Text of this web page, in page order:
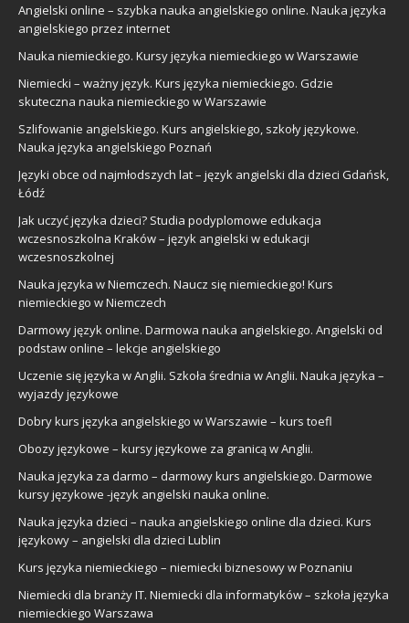
Angielski online – szybka nauka angielskiego online. Nauka języka
angielskiego przez internet
Nauka niemieckiego. Kursy języka niemieckiego w Warszawie
Niemiecki – ważny język. Kurs języka niemieckiego. Gdzie
skuteczna nauka niemieckiego w Warszawie
Szlifowanie angielskiego. Kurs angielskiego, szkoły językowe.
Nauka języka angielskiego Poznań
Języki obce od najmłodszych lat – język angielski dla dzieci Gdańsk,
Łódź
Jak uczyć języka dzieci? Studia podyplomowe edukacja
wczesnoszkolna Kraków – język angielski w edukacji
wczesnoszkolnej
Nauka języka w Niemczech. Naucz się niemieckiego! Kurs
niemieckiego w Niemczech
Darmowy język online. Darmowa nauka angielskiego. Angielski od
podstaw online – lekcje angielskiego
Uczenie się języka w Anglii. Szkoła średnia w Anglii. Nauka języka –
wyjazdy językowe
Dobry kurs języka angielskiego w Warszawie – kurs toefl
Obozy językowe – kursy językowe za granicą w Anglii.
Nauka języka za darmo – darmowy kurs angielskiego. Darmowe
kursy językowe -język angielski nauka online.
Nauka języka dzieci – nauka angielskiego online dla dzieci. Kurs
językowy – angielski dla dzieci Lublin
Kurs języka niemieckiego – niemiecki biznesowy w Poznaniu
Niemiecki dla branży IT. Niemiecki dla informatyków – szkoła języka
niemieckiego Warszawa